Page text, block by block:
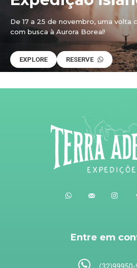
De 17 a 25 de novembro, uma volta
com busca à Aurora Boreal!
EXPLORE RESERVE
Entre em